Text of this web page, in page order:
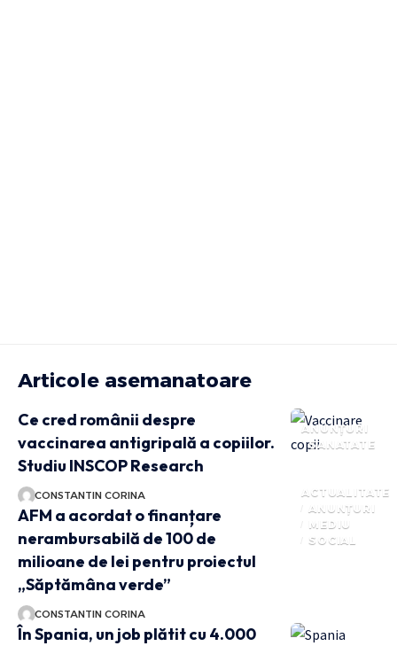
Articole asemanatoare
ANUNȚURI
SANATATE
Ce cred românii despre
vaccinarea antigripală a copiilor.
Studiu INSCOP Research
CONSTANTIN CORINA
ACTUALITATE
ANUNȚURI
MEDIU
SOCIAL
AFM a acordat o finanțare
nerambursabilă de 100 de
milioane de lei pentru proiectul
„Săptămâna verde”
CONSTANTIN CORINA
În Spania, un job plătit cu 4.000